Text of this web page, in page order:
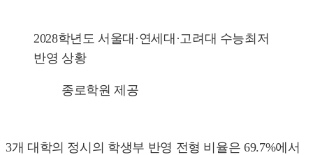
2028학년도 서울대·연세대·고려대 수능최저
반영 상황
종로학원 제공
3개 대학의 정시의 학생부 반영 전형 비율은 69.7%에서